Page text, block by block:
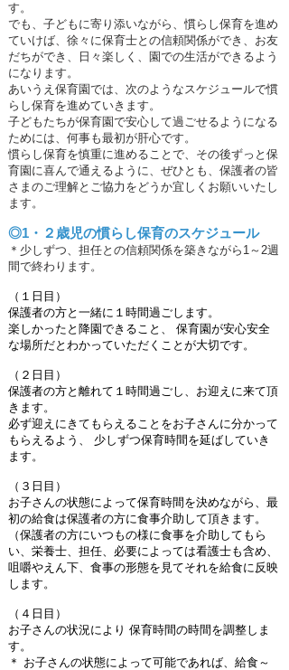
す。
でも、子どもに寄り添いながら、慣らし保育を進め
ていけば、徐々に保育士との信頼関係ができ、お友
だちができ、日々楽しく、園での生活ができるよう
になります。
あいうえ保育園では、次のようなスケジュールで慣
らし保育を進めていきます。
子どもたちが保育園で安心して過ごせるようになる
ためには、何事も最初が肝心です。
慣らし保育を慎重に進めることで、その後ずっと保
育園に喜んで通えるように、ぜひとも、保護者の皆
さまのご理解とご協力をどうか宜しくお願いいたし
ます。
◎1・２歳児の慣らし保育のスケジュール
＊少しずつ、担任との信頼関係を築きながら1～2週
間で終わります。
（１日目）
保護者の方と一緒に１時間過ごします。
楽しかったと降園できること、 保育園が安心安全
な場所だとわかっていただくことが大切です。
（２日目）
保護者の方と離れて１時間過ごし、お迎えに来て頂
きます。
必ず迎えにきてもらえることをお子さんに分かって
もらえるよう、 少しずつ保育時間を延ばしていき
ます。
（３日目）
お子さんの状態によって保育時間を決めながら、最
初の給食は保護者の方に食事介助して頂きます。
（保護者の方にいつもの様に食事を介助してもら
い、栄養士、担任、必要によっては看護士も含め、
咀嚼やえん下、食事の形態を見てそれを給食に反映
します。
（４日目）
お子さんの状況により 保育時間の時間を調整しま
す。
＊ お子さんの状態によって可能であれば、給食～